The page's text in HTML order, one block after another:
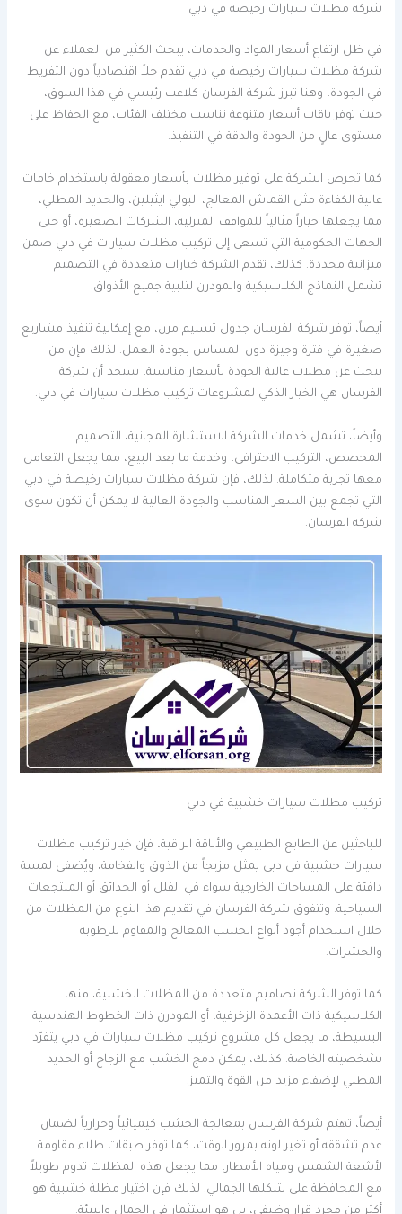
شركة مظلات سيارات رخيصة في دبي
في ظل ارتفاع أسعار المواد والخدمات، يبحث الكثير من العملاء عن
شركة مظلات سيارات رخيصة في دبي تقدم حلاً اقتصادياً دون التفريط
في الجودة، وهنا تبرز شركة الفرسان كلاعب رئيسي في هذا السوق،
حيث توفر باقات أسعار متنوعة تناسب مختلف الفئات، مع الحفاظ على
مستوى عالٍ من الجودة والدقة في التنفيذ.
كما تحرص الشركة على توفير مظلات بأسعار معقولة باستخدام خامات
عالية الكفاءة مثل القماش المعالج، البولي ايثيلين، والحديد المطلي،
مما يجعلها خياراً مثالياً للمواقف المنزلية، الشركات الصغيرة، أو حتى
الجهات الحكومية التي تسعى إلى تركيب مظلات سيارات في دبي ضمن
ميزانية محددة. كذلك، تقدم الشركة خيارات متعددة في التصميم
تشمل النماذج الكلاسيكية والمودرن لتلبية جميع الأذواق.
أيضاً، توفر شركة الفرسان جدول تسليم مرن، مع إمكانية تنفيذ مشاريع
صغيرة في فترة وجيزة دون المساس بجودة العمل. لذلك فإن من
يبحث عن مظلات عالية الجودة بأسعار مناسبة، سيجد أن شركة
الفرسان هي الخيار الذكي لمشروعات تركيب مظلات سيارات في دبي.
وأيضاً، تشمل خدمات الشركة الاستشارة المجانية، التصميم
المخصص، التركيب الاحترافي، وخدمة ما بعد البيع، مما يجعل التعامل
معها تجربة متكاملة. لذلك، فإن شركة مظلات سيارات رخيصة في دبي
التي تجمع بين السعر المناسب والجودة العالية لا يمكن أن تكون سوى
شركة الفرسان.
تركيب مظلات سيارات خشبية في دبي
للباحثين عن الطابع الطبيعي والأناقة الراقية، فإن خيار تركيب مظلات
سيارات خشبية في دبي يمثل مزيجاً من الذوق والفخامة، ويُضفي لمسة
دافئة على المساحات الخارجية سواء في الفلل أو الحدائق أو المنتجعات
السياحية. وتتفوق شركة الفرسان في تقديم هذا النوع من المظلات من
خلال استخدام أجود أنواع الخشب المعالج والمقاوم للرطوبة
والحشرات.
كما توفر الشركة تصاميم متعددة من المظلات الخشبية، منها
الكلاسيكية ذات الأعمدة الزخرفية، أو المودرن ذات الخطوط الهندسية
البسيطة، ما يجعل كل مشروع تركيب مظلات سيارات في دبي يتفرّد
بشخصيته الخاصة. كذلك، يمكن دمج الخشب مع الزجاج أو الحديد
المطلي لإضفاء مزيد من القوة والتميز.
أيضاً، تهتم شركة الفرسان بمعالجة الخشب كيميائياً وحرارياً لضمان
عدم تشققه أو تغير لونه بمرور الوقت، كما توفر طبقات طلاء مقاومة
لأشعة الشمس ومياه الأمطار، مما يجعل هذه المظلات تدوم طويلاً
مع المحافظة على شكلها الجمالي. لذلك فإن اختيار مظلة خشبية هو
أكثر من مجرد قرار وظيفي، بل هو استثمار في الجمال والبيئة.